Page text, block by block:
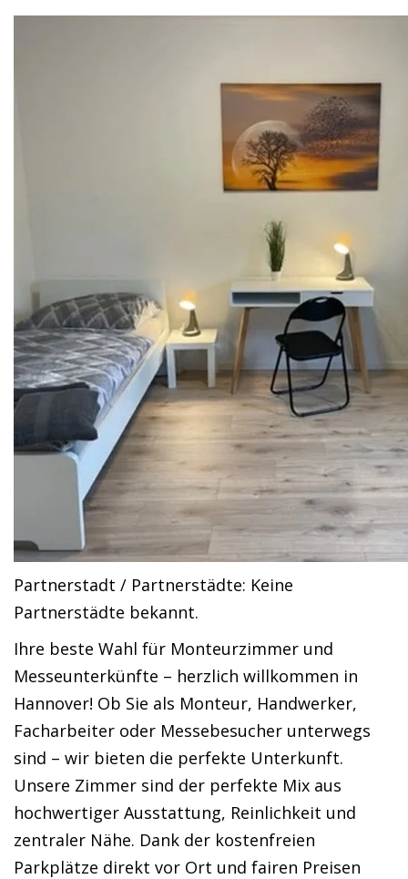
Partnerstadt / Partnerstädte: Keine
Partnerstädte bekannt.
Ihre beste Wahl für Monteurzimmer und
Messeunterkünfte – herzlich willkommen in
Hannover! Ob Sie als Monteur, Handwerker,
Facharbeiter oder Messebesucher unterwegs
sind – wir bieten die perfekte Unterkunft.
Unsere Zimmer sind der perfekte Mix aus
hochwertiger Ausstattung, Reinlichkeit und
zentraler Nähe. Dank der kostenfreien
Parkplätze direkt vor Ort und fairen Preisen